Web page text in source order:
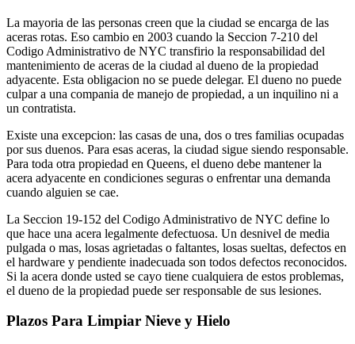
La mayoria de las personas creen que la ciudad se encarga de las
aceras rotas. Eso cambio en 2003 cuando la Seccion 7-210 del
Codigo Administrativo de NYC transfirio la responsabilidad del
mantenimiento de aceras de la ciudad al dueno de la propiedad
adyacente. Esta obligacion no se puede delegar. El dueno no puede
culpar a una compania de manejo de propiedad, a un inquilino ni a
un contratista.
Existe una excepcion: las casas de una, dos o tres familias ocupadas
por sus duenos. Para esas aceras, la ciudad sigue siendo responsable.
Para toda otra propiedad en Queens, el dueno debe mantener la
acera adyacente en condiciones seguras o enfrentar una demanda
cuando alguien se cae.
La Seccion 19-152 del Codigo Administrativo de NYC define lo
que hace una acera legalmente defectuosa. Un desnivel de media
pulgada o mas, losas agrietadas o faltantes, losas sueltas, defectos en
el hardware y pendiente inadecuada son todos defectos reconocidos.
Si la acera donde usted se cayo tiene cualquiera de estos problemas,
el dueno de la propiedad puede ser responsable de sus lesiones.
Plazos Para Limpiar Nieve y Hielo